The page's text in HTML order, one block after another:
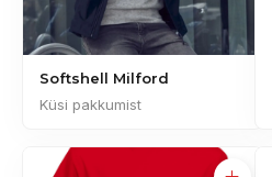
Softshell Milford
Küsi pakkumist